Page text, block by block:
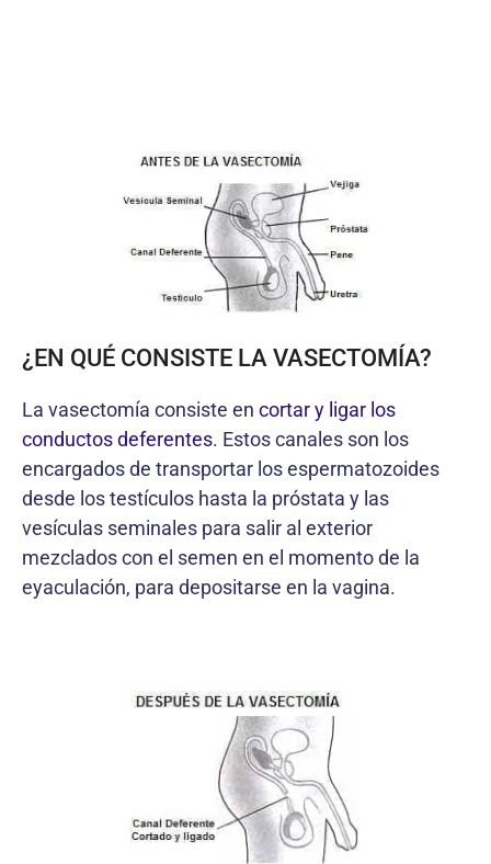
¿EN QUÉ CONSISTE LA VASECTOMÍA?
La vasectomía consiste en cortar y ligar los
conductos deferentes. Estos canales son los
encargados de transportar los espermatozoides
desde los testículos hasta la próstata y las
vesículas seminales para salir al exterior
mezclados con el semen en el momento de la
eyaculación, para depositarse en la vagina.